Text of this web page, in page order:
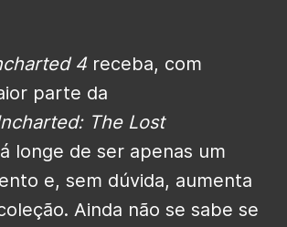
4receba, com
parte da
The Lost
longe de ser apenas um
e, sem dúvida, aumenta
Ainda não se sabe se